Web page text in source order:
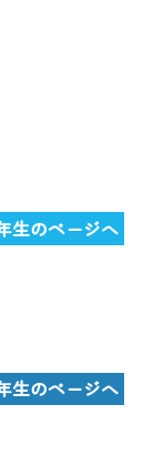
生のページへ
生のページへ